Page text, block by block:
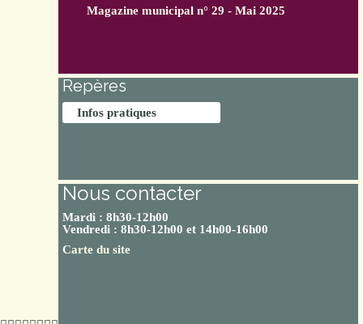
Magazine municipal n° 29 - Mai 2025
Repères
Infos pratiques
Nous contacter
Mardi : 8h30-12h00
Vendredi : 8h30-12h00 et 14h00-16h00
Carte du site